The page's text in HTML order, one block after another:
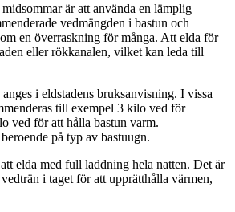
är att använda en lämplig
vedmängden i bastun och
en överraskning för många. Att elda för
eller rökkanalen, vilket kan leda till
i eldstadens bruksanvisning. I vissa
till exempel 3 kilo ved för
ved för att hålla bastun varm.
på typ av bastuugn.
elda med full laddning hela natten. Det är
i taget för att upprätthålla värmen,